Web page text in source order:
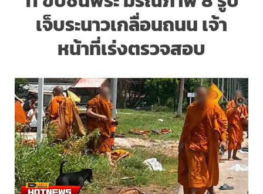
เจ็บระนาวเกลื่อนถนน เจ้า
หน้าที่เร่งตรวจสอบ